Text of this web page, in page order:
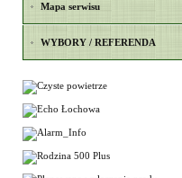
Mapa serwisu
WYBORY / REFERENDA